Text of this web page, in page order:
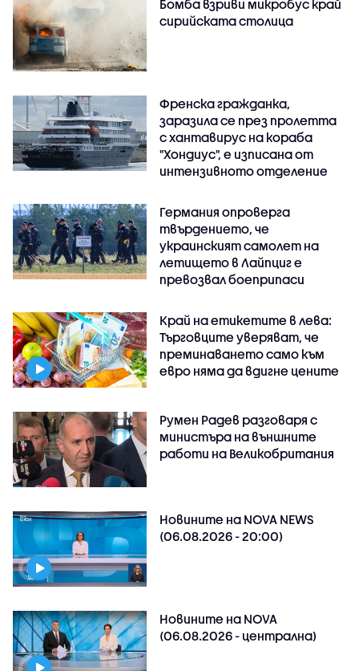
Бомба взриви микробус край
сирийската столица
Френска гражданка,
заразила се през пролетта
с хантавирус на кораба
"Хондиус", е изписана от
интензивното отделение
Германия опроверга
твърдението, че
украинският самолет на
летището в Лайпциг е
превозвал боеприпаси
Край на етикетите в лева:
Търговците уверяват, че
преминаването само към
евро няма да вдигне цените
Румен Радев разговаря с
министъра на външните
работи на Великобритания
Новините на NOVA NEWS
(06.08.2026 - 20:00)
Новините на NOVA
(06.08.2026 - централна)